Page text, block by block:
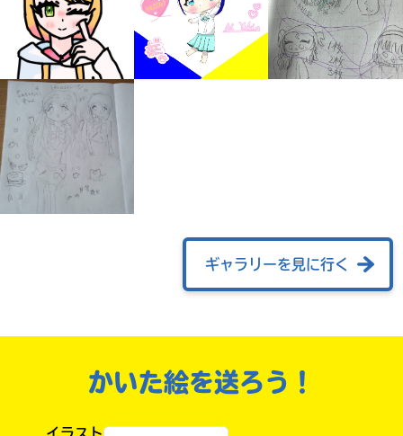
みんなの絵が
ギャラリー
ギャラリーを見に行く
かいた絵を送ろう！
イラスト